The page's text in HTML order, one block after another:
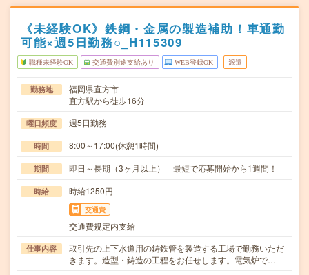
《未経験OK》鉄鋼・金属の製造補助！車通勤
可能×週5日勤務○_H115309
職種未経験OK 交通費別途支給あり WEB登録OK 派遣
勤務地
福岡県直方市
直方駅から徒歩16分
曜日頻度 週5日勤務
時間 8:00～17:00(休憩1時間)
期間 即日～長期（3ヶ月以上） 最短で応募開始から1週間！
時給 時給1250円
交通費
交通費規定内支給
仕事内容
取引先の上下水道用の鋳鉄管を製造する工場で勤務いただ
きます。造型・鋳造の工程をお任せします。電気炉で…